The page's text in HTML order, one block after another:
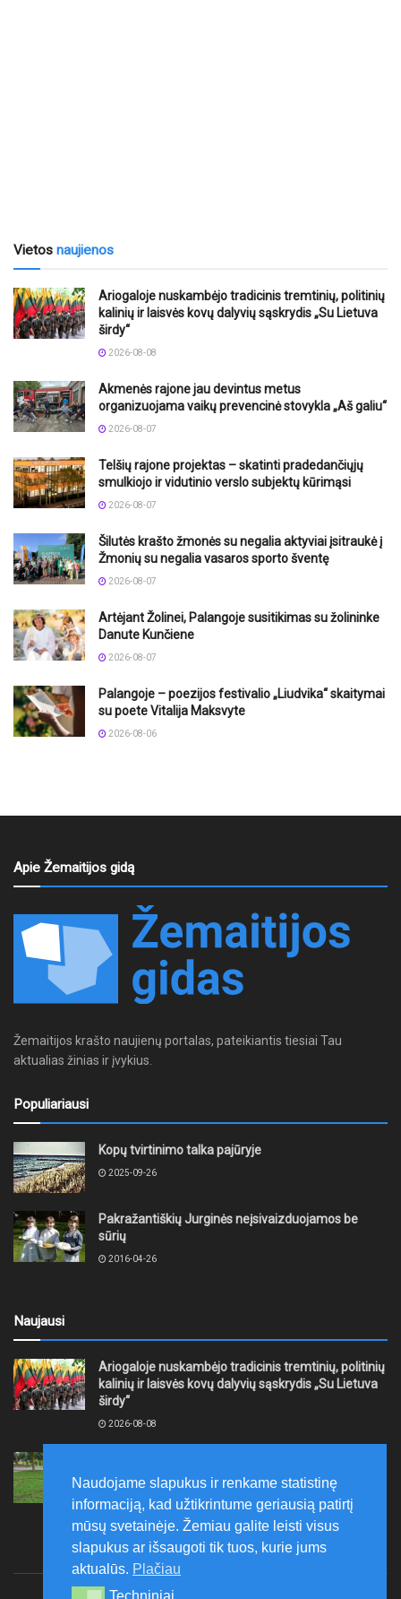
Vietos naujienos
Ariogaloje nuskambėjo tradicinis tremtinių, politinių
kalinių ir laisvės kovų dalyvių sąskrydis „Su Lietuva
širdy“
2026-08-08
Akmenės rajone jau devintus metus
organizuojama vaikų prevencinė stovykla „Aš galiu“
2026-08-07
Telšių rajone projektas – skatinti pradedančiųjų
smulkiojo ir vidutinio verslo subjektų kūrimąsi
2026-08-07
Šilutės krašto žmonės su negalia aktyviai įsitraukė į
Žmonių su negalia vasaros sporto šventę
2026-08-07
Artėjant Žolinei, Palangoje susitikimas su žolininke
Danute Kunčiene
2026-08-07
Palangoje – poezijos festivalio „Liudvika“ skaitymai
su poete Vitalija Maksvyte
2026-08-06
Apie Žemaitijos gidą
Žemaitijos krašto naujienų portalas, pateikiantis tiesiai Tau
aktualias žinias ir įvykius.
Populiariausi
Kopų tvirtinimo talka pajūryje
2025-09-26
Pakražantiškių Jurginės neįsivaizduojamos be
sūrių
2016-04-26
Naujausi
Ariogaloje nuskambėjo tradicinis tremtinių, politinių
kalinių ir laisvės kovų dalyvių sąskrydis „Su Lietuva
širdy“
2026-08-08
laikytis Kelių eismo taisyklių, tausoti aplinką
2026-08-08
Naudojame slapukus ir renkame statistinę
informaciją, kad užtikrintume geriausią patirtį
mūsų svetainėje. Žemiau galite leisti visus
slapukus ar išsaugoti tik tuos, kurie jums
aktualūs. Plačiau
Techniniai